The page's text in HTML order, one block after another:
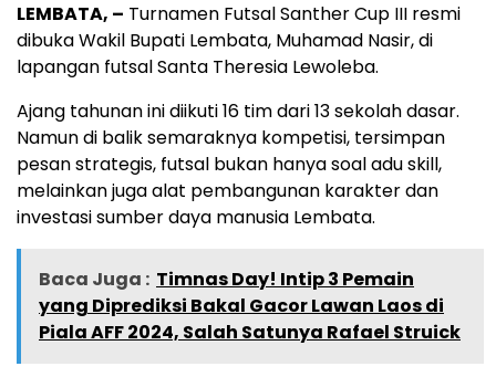
LEMBATA, – Turnamen Futsal Santher Cup III resmi
dibuka Wakil Bupati Lembata, Muhamad Nasir, di
lapangan futsal Santa Theresia Lewoleba.
Ajang tahunan ini diikuti 16 tim dari 13 sekolah dasar.
Namun di balik semaraknya kompetisi, tersimpan
pesan strategis, futsal bukan hanya soal adu skill,
melainkan juga alat pembangunan karakter dan
investasi sumber daya manusia Lembata.
Baca Juga : Timnas Day! Intip 3 Pemain
yang Diprediksi Bakal Gacor Lawan Laos di
Piala AFF 2024, Salah Satunya Rafael Struick